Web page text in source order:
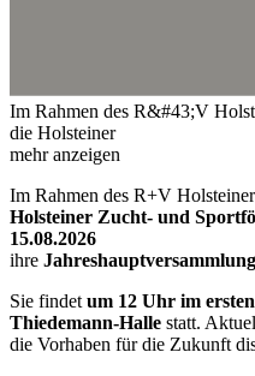
Im Rahmen des R&#43;V
die Holsteiner
mehr anzeigen
Im Rahmen des R+V
Holsteiner Zucht- und
15.08.2026
ihre
Sie findet um 12 Uhr im
Thiedemann-Halle statt.
die Vorhaben für die Zukunft